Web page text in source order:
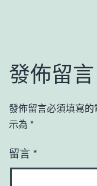
發佈留言
發佈留言必須填寫的
示為 *
留言 *